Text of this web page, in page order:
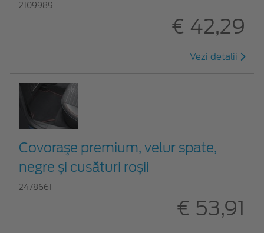
2109989
€ 42,29
Vezi detalii
Covoraşe premium, velur spate,
negre și cusături roșii
2478661
€ 53,91